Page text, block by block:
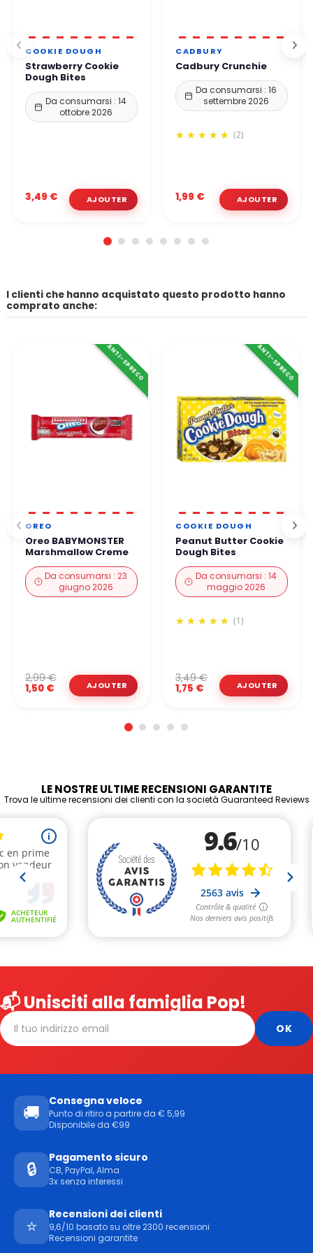
COOKIE DOUGH
Strawberry Cookie
Dough Bites
Da consumarsi : 14
ottobre 2026
3,49 €
CADBURY
Cadbury Crunchie
Da consumarsi : 16
settembre 2026
(2)
1,99 €
I clienti che hanno acquistato questo prodotto hanno
comprato anche:
ANTI-SPRECO
OREO
Oreo BABYMONSTER
Marshmallow Creme
Da consumarsi : 23
giugno 2026
1,50 €
2,99 €
ANTI-SPRECO
COOKIE DOUGH
Peanut Butter Cookie
Dough Bites
Da consumarsi : 14
maggio 2026
(1)
1,75 €
3,49 €
LE NOSTRE ULTIME RECENSIONI GARANTITE
Trova le ultime recensioni dei clienti con la società Guaranteed Reviews
📬 Unisciti alla famiglia Pop!
🚚
Consegna veloce
Punto di ritiro a partire da € 5,99
Disponibile da €99
🔒
Pagamento sicuro
CB, PayPal, Alma
3x senza interessi
⭐
Recensioni dei clienti
9,6/10 basato su oltre 2300 recensioni
Recensioni garantite